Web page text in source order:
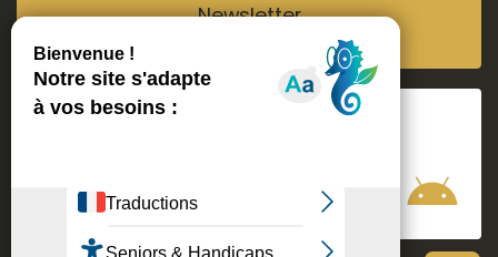
Newsletter
Suivre Aix ma ville